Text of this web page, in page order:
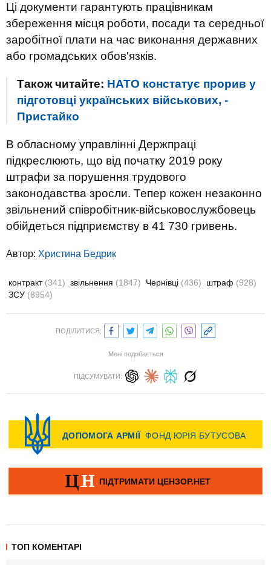
Ці документи гарантують працівникам
збереження місця роботи, посади та середньої
заробітної плати на час виконання державних
або громадських обов'язків.
Також читайте: НАТО констатує прорив у
підготовці українських військових, -
Пристайко
В обласному управлінні Держпраці
підкреслюють, що від початку 2019 року
штрафи за порушення трудового
законодавства зросли. Тепер кожен незаконно
звільнений співробітник-військовослужбовець
обійдеться підприємству в 41 730 гривень.
Автор: Христина Бедрик
контракт (341) звільнення (1847) Чернівці (436) штраф (928)
ЗСУ (8954)
ПОДІЛИТИСЯ:
Мені подобається
ПІДСУМУВАТИ:
ТОП КОМЕНТАРІ